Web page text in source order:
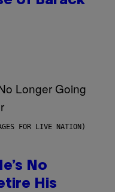
FOR LIVE NATION)
No
His